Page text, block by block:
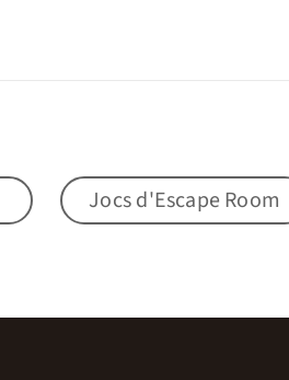
Jocs d'Escape Room